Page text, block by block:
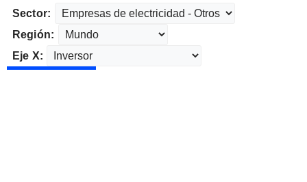
Sector:
Región:
Eje X: